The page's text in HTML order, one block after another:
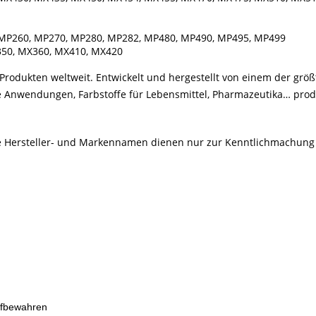
MP270, MP280, MP282, MP480, MP490, MP495, MP499
MX360, MX410, MX420
weltweit. Entwickelt und hergestellt von einem der
Farbstoffe für Lebensmittel, Pharmazeutika…
Hersteller- und Markennamen dienen nur zur